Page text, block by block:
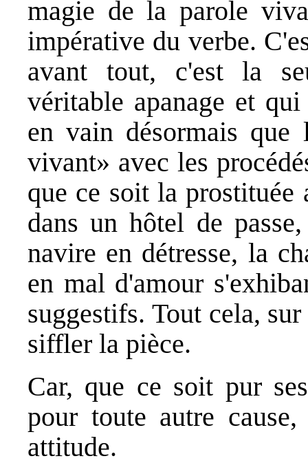
magie de la parole
impérative du verbe.
avant tout, c'est la
véritable apanage et
en vain désormais que
vivant» avec les
que ce soit la prostituée
dans un hôtel de
navire en détresse, la
en mal d'amour
suggestifs. Tout cela,
siffler la pièce.
Car, que ce soit pur
pour toute autre
attitude.